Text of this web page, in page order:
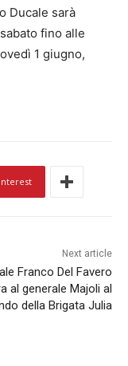
Ducale sarà
fino alle
1 giugno,
Next article
Franco Del Favero
al generale Majoli al
della Brigata Julia